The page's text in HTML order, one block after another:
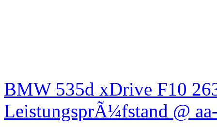
BMW 535d xDrive F10
LeistungsprÃ¼fstand @